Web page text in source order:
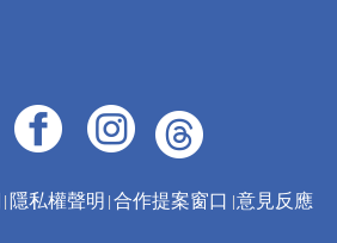
隱私權聲明 合作提案窗口 意見反應